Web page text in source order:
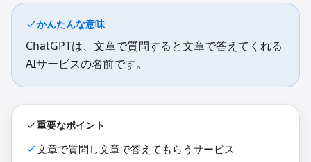
かんたんな意味
ChatGPTは、文章で質問すると文章で答えてくれる
AIサービスの名前です。
重要なポイント
文章で質問し文章で答えてもらうサービス